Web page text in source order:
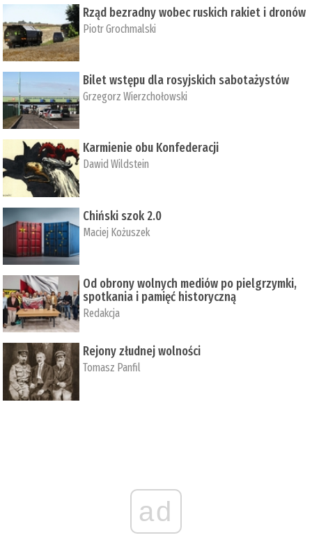
Rząd bezradny wobec ruskich rakiet i dronów
Piotr Grochmalski
Bilet wstępu dla rosyjskich sabotażystów
Grzegorz Wierzchołowski
Karmienie obu Konfederacji
Dawid Wildstein
Chiński szok 2.0
Maciej Kożuszek
Od obrony wolnych mediów po pielgrzymki,
spotkania i pamięć historyczną
Redakcja
Rejony złudnej wolności
Tomasz Panfil
ad